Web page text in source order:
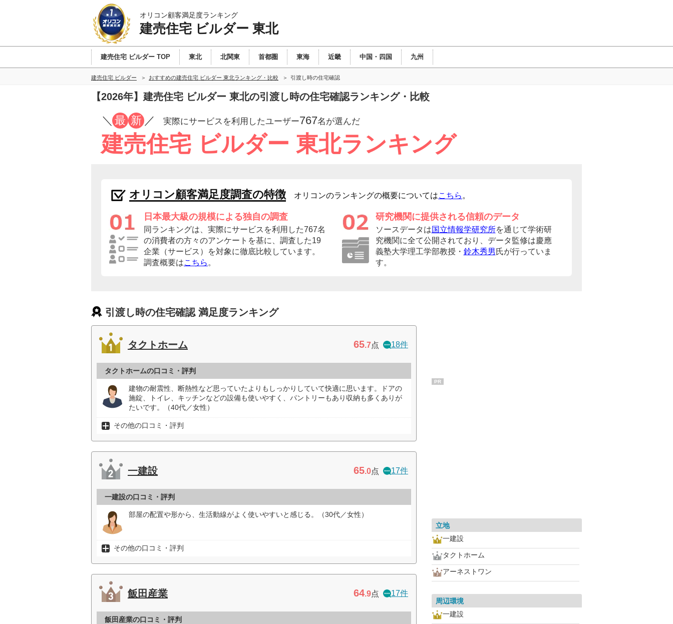
オリコン顧客満足度ランキング
建売住宅 ビルダー 東北
建売住宅 ビルダー TOP 東北 北関東 首都圏 東海 近畿 中国・四国 九州
建売住宅 ビルダー おすすめの建売住宅 ビルダー 東北ランキング・比較 引渡し時の住宅確認
【2026年】建売住宅 ビルダー 東北の引渡し時の住宅確認ランキング・比較
／ 最 新 ／ 実際にサービスを利用したユーザー767名が選んだ
建売住宅 ビルダー 東北ランキング
オリコン顧客満足度調査の特徴 オリコンのランキングの概要についてはこちら 。
日本最大級の規模による独自の調査
同ランキングは、実際にサービスを利用した767名
の消費者の方々のアンケートを基に、調査した19
企業（サービス）を対象に徹底比較しています。
調査概要はこちら 。
研究機関に提供される信頼のデータ
ソースデータは国立情報学研究所を通じて学術研
究機関に全て公開されており、データ監修は慶應
義塾大学理工学部教授・ 鈴木秀男 氏が行っていま
す。
引渡し時の住宅確認 満足度ランキング
タクトホーム 65.7点 18件
タクトホームの口コミ・評判
建物の耐震性、断熱性など思っていたよりもしっかりしていて快適に思います。ドアの
施錠、トイレ、キッチンなどの設備も使いやすく、パントリーもあり収納も多くありが
たいです。（40代／女性）
その他の口コミ・評判
一建設 65.0点 17件
一建設の口コミ・評判
部屋の配置や形から、生活動線がよく使いやすいと感じる。（30代／女性）
その他の口コミ・評判
飯田産業 64.9点 17件
飯田産業の口コミ・評判
PR
立地
一建設
タクトホーム
アーネストワン
周辺環境
一建設